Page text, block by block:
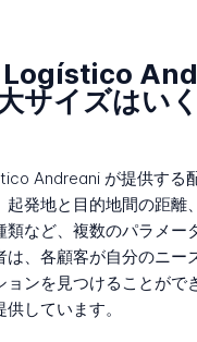
サイズはい
Andreani が提供する
起発地と目的地間の距離
類など、複数のパラメー
は、各顧客が自分のニー
ョンを見つけることがで
しています。